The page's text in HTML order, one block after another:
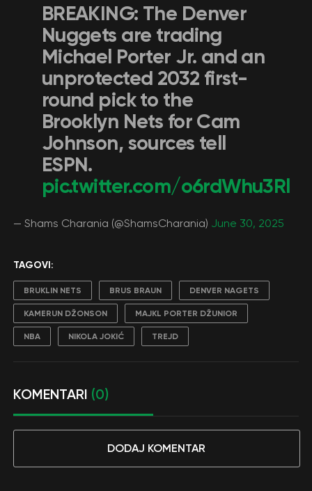
BREAKING: The Denver
Nuggets are trading
Michael Porter Jr. and an
unprotected 2032 first-
round pick to the
Brooklyn Nets for Cam
Johnson, sources tell
ESPN.
pic.twitter.com/o6rdWhu3Rl
— Shams Charania (@ShamsCharania) June 30, 2025
TAGOVI:
BRUKLIN NETS BRUS BRAUN DENVER NAGETS
KAMERUN DŽONSON MAJKL PORTER DŽUNIOR
NBA NIKOLA JOKIĆ TREJD
KOMENTARI (0)
DODAJ KOMENTAR